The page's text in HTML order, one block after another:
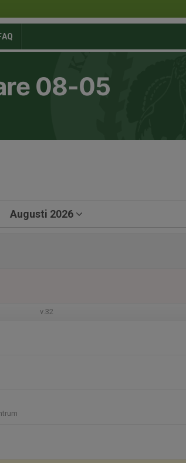
08-05
Augusti 2026
v.32